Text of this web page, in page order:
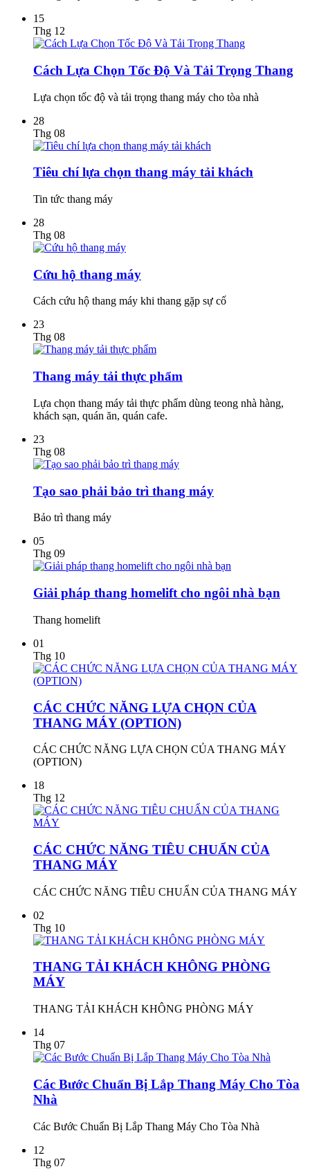
15
Thg 12
Cách Lựa Chọn Tốc Độ Và Tải Trọng Thang
Lựa chọn tốc độ và tải trọng thang máy cho tòa nhà
28
Thg 08
Tiêu chí lựa chọn thang máy tải khách
Tin tức thang máy
28
Thg 08
Cứu hộ thang máy
Cách cứu hộ thang máy khi thang gặp sự cố
23
Thg 08
Thang máy tải thực phẩm
Lựa chọn thang máy tải thực phẩm dùng teong nhà hàng,
khách sạn, quán ăn, quán cafe.
23
Thg 08
Tạo sao phải bảo trì thang máy
Bảo trì thang máy
05
Thg 09
Giải pháp thang homelift cho ngôi nhà bạn
Thang homelift
01
Thg 10
CÁC CHỨC NĂNG LỰA CHỌN CỦA
THANG MÁY (OPTION)
CÁC CHỨC NĂNG LỰA CHỌN CỦA THANG MÁY
(OPTION)
18
Thg 12
CÁC CHỨC NĂNG TIÊU CHUẨN CỦA
THANG MÁY
CÁC CHỨC NĂNG TIÊU CHUẨN CỦA THANG MÁY
02
Thg 10
THANG TẢI KHÁCH KHÔNG PHÒNG
MÁY
THANG TẢI KHÁCH KHÔNG PHÒNG MÁY
14
Thg 07
Các Bước Chuẩn Bị Lắp Thang Máy Cho Tòa
Nhà
Các Bước Chuẩn Bị Lắp Thang Máy Cho Tòa Nhà
12
Thg 07